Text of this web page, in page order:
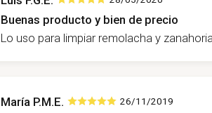
Buenas producto y bien de precio
Lo uso para limpiar remolacha y
María P.M.E. 26/11/2019